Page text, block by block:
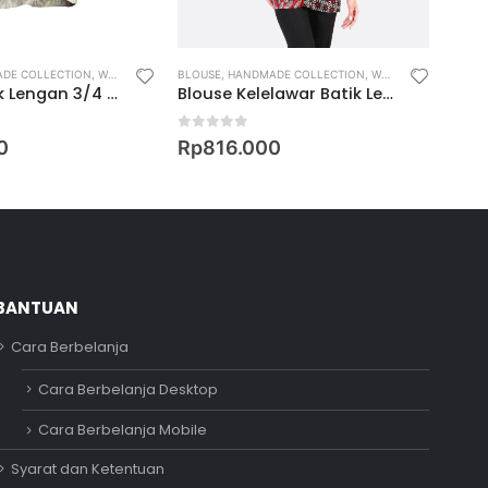
COLLECTION WOMEN
Blouse Batik Lengan 3/4 Motif Nyiur Melambai
BLOUSE HANDMADE COLLECTION ,WOMEN
Blouse Kelelawar Batik Lengan Pendek Motif Kawung Waru Kombinasi Ceplok Ketip
out of 5
Rp816.000
Cara Berbelanja
Cara Berbelanja Desktop
Cara Berbelanja Mobile
Syarat dan Ketentuan
Adipati
Online